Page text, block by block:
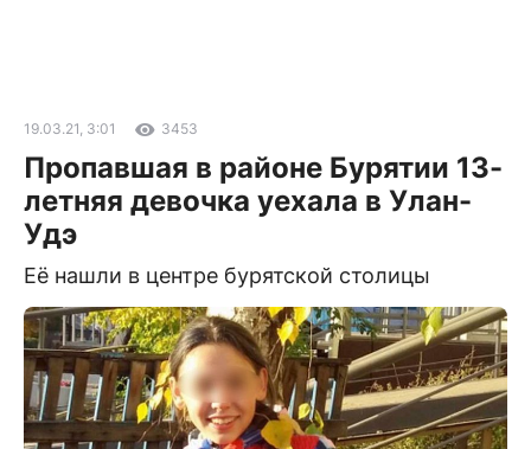
19.03.21, 3:01 3453
Пропавшая в районе Бурятии 13-
летняя девочка уехала в Улан-
Удэ
Её нашли в центре бурятской столицы